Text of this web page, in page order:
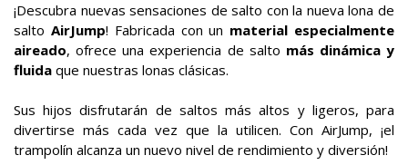
¡Descubra nuevas sensaciones de salto con la nueva lona de
salto AirJump! Fabricada con un material especialmente
aireado, ofrece una experiencia de salto más dinámica y
fluida que nuestras lonas clásicas.
Sus hijos disfrutarán de saltos más altos y ligeros, para
divertirse más cada vez que la utilicen. Con AirJump, ¡el
trampolín alcanza un nuevo nivel de rendimiento y diversión!